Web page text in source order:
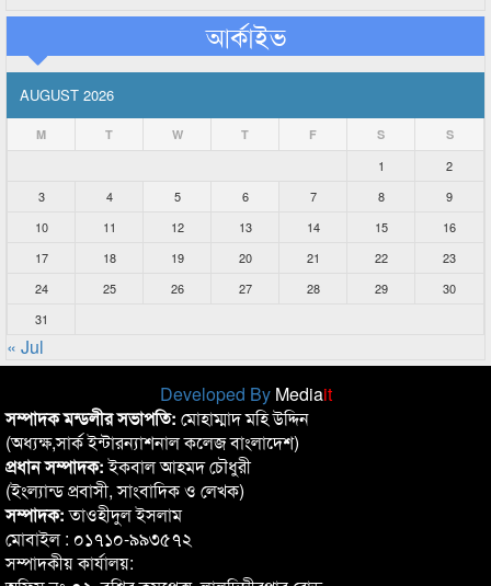
আর্কাইভ
AUGUST 2026
M T W T F S S
1
2
3
4 5 6 7 8
9
10
11 12 13 14 15
16
17
18 19 20 21 22
23
24
25 26 27 28 29
30
31
« Jul
Developed By Mediait
সম্পাদক মন্ডলীর সভাপতি: মোহাম্মাদ মহি উদ্দিন
(অধ্যক্ষ,সার্ক ইন্টারন্যাশনাল কলেজ বাংলাদেশ)
প্রধান সম্পাদক:ইকবাল আহমদ চৌধুরী
(ইংল্যান্ড প্রবাসী, সাংবাদিক ও লেখক)
সম্পাদক:তাওহীদুল ইসলাম
মোবাইল : ০১৭১০-৯৯৩৫৭২
সম্পাদকীয় কার্যালয়: